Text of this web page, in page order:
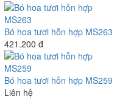
Bó hoa tươi hỗn hợp MS263
421.200 đ
Bó hoa tươi hỗn hợp MS259
Liên hệ